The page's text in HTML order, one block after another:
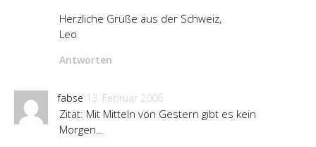
Herzliche Grüße aus der Schweiz,
Leo
Antworten
fabse 13. Februar 2006
Zitat: Mit Mitteln von Gestern gibt es kein
Morgen…